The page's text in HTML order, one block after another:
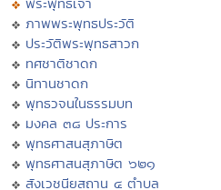
ภาพพระพุทธประวัติ
ประวัติพระพุทธสาวก
ทศชาติชาดก
นิทานชาดก
พุทธวจนในธรรมบท
มงคล ๓๘ ประการ
พุทธศาสนสุภาษิต
พุทธศาสนสุภาษิต ๖๒๑
สังเวชนียสถาน ๔ ตำบล